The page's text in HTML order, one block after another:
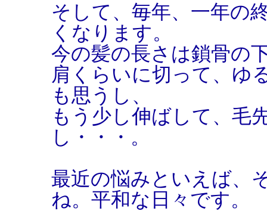
そして、毎年、一年の
くなります。
今の髪の長さは鎖骨の
肩くらいに切って、ゆ
も思うし、
もう少し伸ばして、毛
し・・・。
最近の悩みといえば、
ね。平和な日々です。